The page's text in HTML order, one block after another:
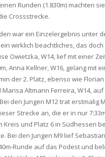
Runden (1.830m) machten
Crossstrecke.
war ein Einzelergebnis unter
wirklich beachtliches, das
Owietzka, W14, lief mit einer
Anna Kellner, W16, gelang mit
der 2. Platz, ebenso wie
Marisa Altmann Ferreira, W14,
den Jungen M12 trat erstmalig
Strecke an, die er in nur
Kreis und Platz 6 in Südhessen
Bei den Jungen M9 lief Sebastian
Runde auf das Podest und